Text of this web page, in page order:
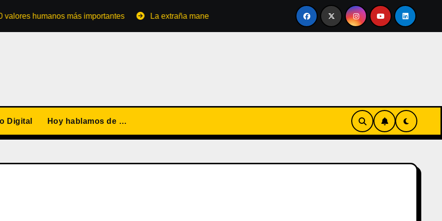
humanos más importantes La extraña manera de convertirse en familia El primer tour de la India Chiquitina
Digital Hoy hablamos de …